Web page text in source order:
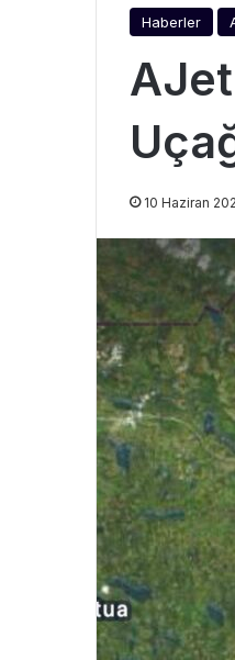
Haberler
10 Haziran